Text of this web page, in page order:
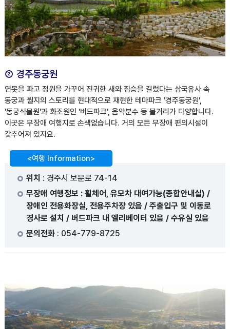
② 경주동궁원
연못을 파고 정원을 가꾸어 진귀한 새와 짐승을 길렀다는 삼국유사 속
동궁과 월지의 스토리를 현대적으로 재현한 테마파크 '경주동궁원',
'동궁식물원'과 화조원인 '버드파크', 음악분수 등 볼거리가 다양합니다.
이곳은 무장애 여행지로 손색없습니다. 거의 모든 무장애 편의시설이
갖추어져 있지요.
<여행 Information>
위치 : 경주시 보문로 74-14
무장애 여행정보 : 휠체어, 유모차 대여가능(종합안내실) /
장애인 전용화장실, 전용주차장 있음 / 주출입구 및 이동로
경사로 설치 / 버드파크 내 엘리베이터 있음 / 수유실 있음
문의전화: 054-779-8725